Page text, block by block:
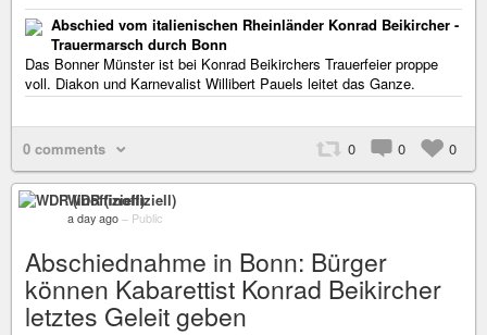
Abschied vom italienischen Rheinländer Konrad Beikircher -
Trauermarsch durch Bonn
Das Bonner Münster ist bei Konrad Beikirchers Trauerfeier proppe
voll. Diakon und Karnevalist Willibert Pauels leitet das Ganze.
0 comments 0 0 0
WDR (inoffiziell)
a day ago – Public
Abschiednahme in Bonn: Bürger
können Kabarettist Konrad Beikircher
letztes Geleit geben